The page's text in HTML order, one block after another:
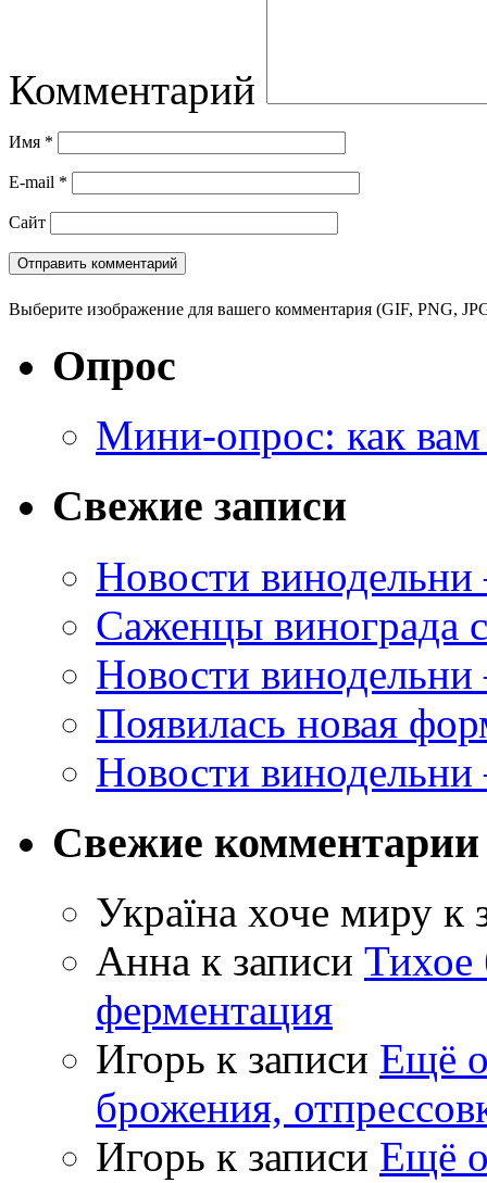
Комментарий
Имя *
E-mail *
Сайт
Выберите изображение для вашего комментария (GIF, PNG,
Опрос
Мини-опрос: как вам
Свежие записи
Новости
Саженцы винограда
Новости
Появилась новая
Новости
Свежие комментарии
Україна хоче миру к
Анна к записи Тихое
ферментация
Игорь к записи Ещё
брожения,
Игорь к записи Ещё